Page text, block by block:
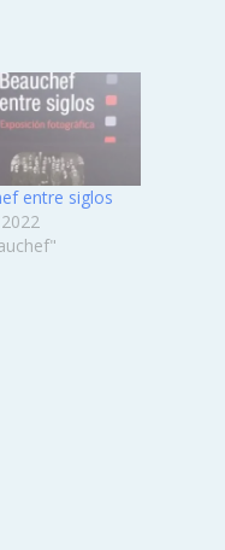
entre siglos